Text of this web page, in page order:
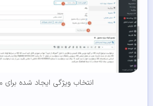
انتخاب ویژگی ایجاد شده برای